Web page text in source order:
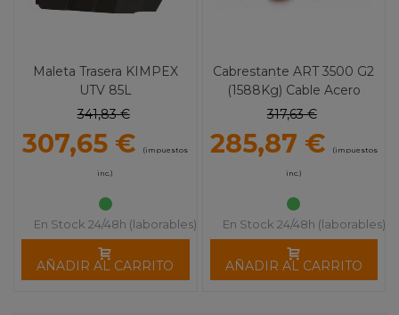
Maleta Trasera KIMPEX
UTV 85L
341,83 €
307,65 € (impuestos
inc.)
En Stock 24/48h (laborables)
AÑADIR AL CARRITO
Cabrestante ART 3500 G2
(1588Kg) Cable Acero
317,63 €
285,87 € (impuestos
inc.)
En Stock 24/48h (laborables)
AÑADIR AL CARRITO